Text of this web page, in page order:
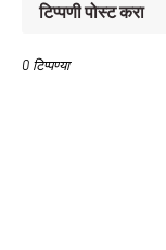
टिप्पणी पोस्ट करा
0 टिप्पण्या